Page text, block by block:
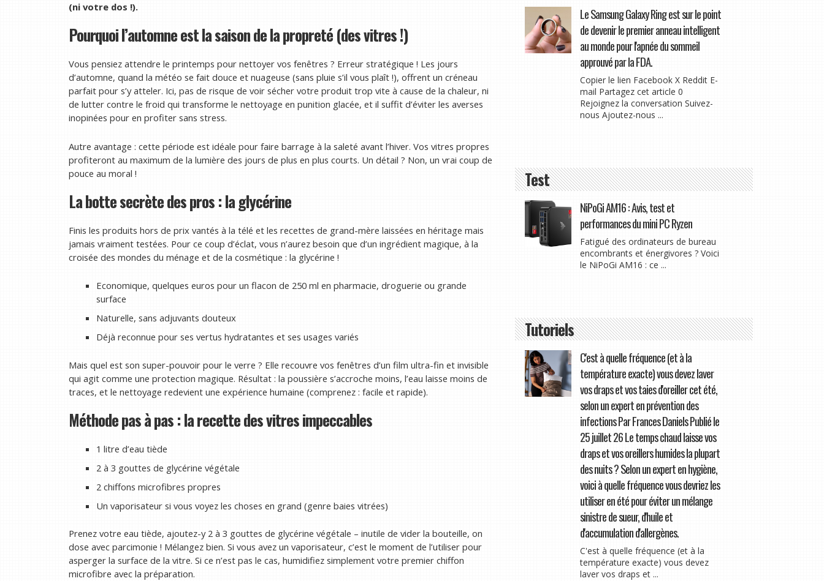
(ni votre dos !).
Pourquoi l’automne est la saison de la propreté (des vitres !)
Vous pensiez attendre le printemps pour nettoyer vos fenêtres ? Erreur stratégique ! Les jours
d’automne, quand la météo se fait douce et nuageuse (sans pluie s’il vous plaît !), offrent un créneau
parfait pour s’y atteler. Ici, pas de risque de voir sécher votre produit trop vite à cause de la chaleur, ni
de lutter contre le froid qui transforme le nettoyage en punition glacée, et il suffit d’éviter les averses
inopinées pour en profiter sans stress.
Autre avantage : cette période est idéale pour faire barrage à la saleté avant l’hiver. Vos vitres propres
profiteront au maximum de la lumière des jours de plus en plus courts. Un détail ? Non, un vrai coup de
pouce au moral !
La botte secrète des pros : la glycérine
Finis les produits hors de prix vantés à la télé et les recettes de grand-mère laissées en héritage mais
jamais vraiment testées. Pour ce coup d’éclat, vous n’aurez besoin que d’un ingrédient magique, à la
croisée des mondes du ménage et de la cosmétique : la glycérine !
Economique, quelques euros pour un flacon de 250 ml en pharmacie, droguerie ou grande
surface
Naturelle, sans adjuvants douteux
Déjà reconnue pour ses vertus hydratantes et ses usages variés
Mais quel est son super-pouvoir pour le verre ? Elle recouvre vos fenêtres d’un film ultra-fin et invisible
qui agit comme une protection magique. Résultat : la poussière s’accroche moins, l’eau laisse moins de
traces, et le nettoyage redevient une expérience humaine (comprenez : facile et rapide).
Méthode pas à pas : la recette des vitres impeccables
1 litre d’eau tiède
2 à 3 gouttes de glycérine végétale
2 chiffons microfibres propres
Un vaporisateur si vous voyez les choses en grand (genre baies vitrées)
Prenez votre eau tiède, ajoutez-y 2 à 3 gouttes de glycérine végétale – inutile de vider la bouteille, on
dose avec parcimonie ! Mélangez bien. Si vous avez un vaporisateur, c’est le moment de l’utiliser pour
asperger la surface de la vitre. Si ce n’est pas le cas, humidifiez simplement votre premier chiffon
microfibre avec la préparation.
Le Samsung Galaxy Ring est sur le point
de devenir le premier anneau intelligent
au monde pour l'apnée du sommeil
approuvé par la FDA.
Copier le lien Facebook X Reddit E-
mail Partagez cet article 0
Rejoignez la conversation Suivez-
nous Ajoutez-nous ...
Test
NiPoGi AM16 : Avis, test et
performances du mini PC Ryzen
Fatigué des ordinateurs de bureau
encombrants et énergivores ? Voici
le NiPoGi AM16 : ce ...
Tutoriels
C'est à quelle fréquence (et à la
température exacte) vous devez laver
vos draps et vos taies d'oreiller cet été,
selon un expert en prévention des
infections Par Frances Daniels Publié le
25 juillet 26 Le temps chaud laisse vos
draps et vos oreillers humides la plupart
des nuits ? Selon un expert en hygiène,
voici à quelle fréquence vous devriez les
utiliser en été pour éviter un mélange
sinistre de sueur, d'huile et
d'accumulation d'allergènes.
C'est à quelle fréquence (et à la
température exacte) vous devez
laver vos draps et ...